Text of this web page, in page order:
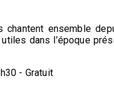
chantent ensemble
dans l’époque
- Gratuit